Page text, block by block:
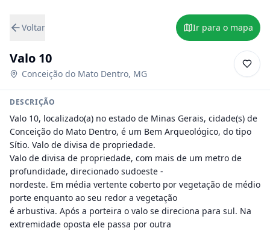
Voltar Ir para o mapa
Valo 10
Conceição do Mato Dentro, MG
DESCRIÇÃO
Valo 10, localizado(a) no estado de Minas Gerais, cidade(s) de
Conceição do Mato Dentro, é um Bem Arqueológico, do tipo
Sítio. Valo de divisa de propriedade.
Valo de divisa de propriedade, com mais de um metro de
profundidade, direcionado sudoeste -
nordeste. Em média vertente coberto por vegetação de médio
porte enquanto ao seu redor a vegetação
é arbustiva. Após a porteira o valo se direciona para sul. Na
extremidade oposta ele passa por outra